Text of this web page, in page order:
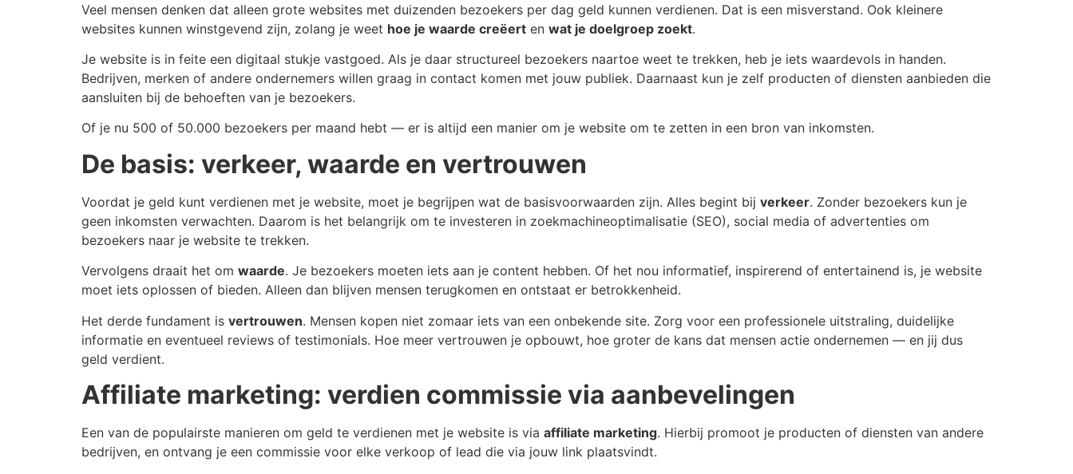
Veel mensen denken dat alleen grote websites met duizenden bezoekers per dag geld kunnen verdienen. Dat is een misverstand. Ook kleinere
websites kunnen winstgevend zijn, zolang je weet hoe je waarde creëert en wat je doelgroep zoekt.
Je website is in feite een digitaal stukje vastgoed. Als je daar structureel bezoekers naartoe weet te trekken, heb je iets waardevols in handen.
Bedrijven, merken of andere ondernemers willen graag in contact komen met jouw publiek. Daarnaast kun je zelf producten of diensten aanbieden die
aansluiten bij de behoeften van je bezoekers.
Of je nu 500 of 50.000 bezoekers per maand hebt — er is altijd een manier om je website om te zetten in een bron van inkomsten.
De basis: verkeer, waarde en vertrouwen
Voordat je geld kunt verdienen met je website, moet je begrijpen wat de basisvoorwaarden zijn. Alles begint bij verkeer. Zonder bezoekers kun je
geen inkomsten verwachten. Daarom is het belangrijk om te investeren in zoekmachineoptimalisatie (SEO), social media of advertenties om
bezoekers naar je website te trekken.
Vervolgens draait het om waarde. Je bezoekers moeten iets aan je content hebben. Of het nou informatief, inspirerend of entertainend is, je website
moet iets oplossen of bieden. Alleen dan blijven mensen terugkomen en ontstaat er betrokkenheid.
Het derde fundament is vertrouwen. Mensen kopen niet zomaar iets van een onbekende site. Zorg voor een professionele uitstraling, duidelijke
informatie en eventueel reviews of testimonials. Hoe meer vertrouwen je opbouwt, hoe groter de kans dat mensen actie ondernemen — en jij dus
geld verdient.
Affiliate marketing: verdien commissie via aanbevelingen
Een van de populairste manieren om geld te verdienen met je website is via affiliate marketing. Hierbij promoot je producten of diensten van andere
bedrijven, en ontvang je een commissie voor elke verkoop of lead die via jouw link plaatsvindt.